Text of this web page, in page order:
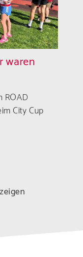
waren
ROAD
City Cup